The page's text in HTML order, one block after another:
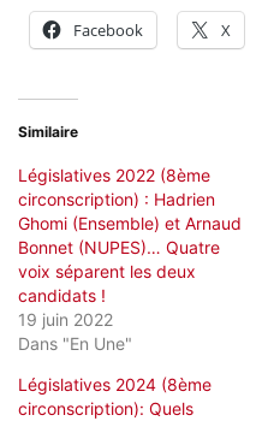
Facebook X
Similaire
Législatives 2022 (8ème
circonscription) : Hadrien
Ghomi (Ensemble) et Arnaud
Bonnet (NUPES)… Quatre
voix séparent les deux
candidats !
19 juin 2022
Dans "En Une"
Législatives 2024 (8ème
circonscription): Quels